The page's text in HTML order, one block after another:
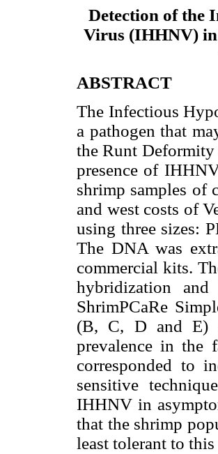
Detection of the
Virus (IHHNV)
ABSTRACT
The Infectious
a pathogen that
the Runt
presence of
shrimp samples of
and west costs of
using three sizes:
The DNA was
commercial kits.
hybridization
ShrimPCaRe
(B, C, D and E)
prevalence in the
corresponded to
sensitive
IHHNV in
that the shrimp
least tolerant to